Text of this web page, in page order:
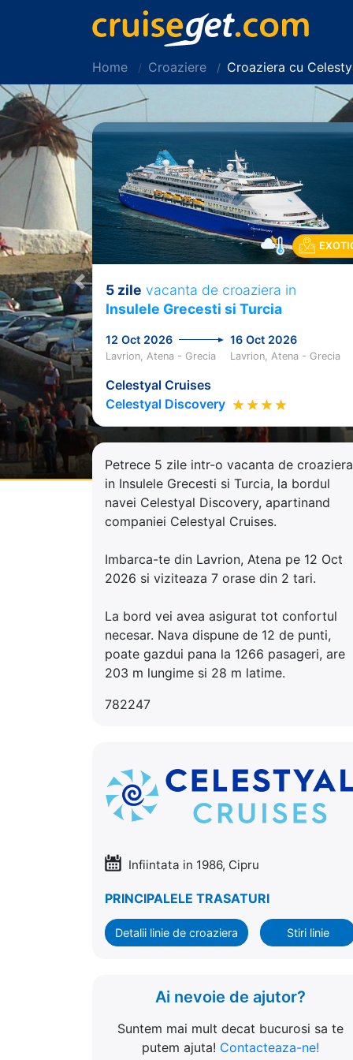
Home Croaziere Croaziera cu
Previous
5 zile vacanta de croaziera in
Insulele Grecesti si Turcia
12 Oct 2026 16 Oct 2026
Lavrion, Atena - Grecia Lavrion, Atena - Grecia
Celestyal Cruises
Celestyal Discovery
Petrece 5 zile intr-o vacanta de croaziera
in Insulele Grecesti si Turcia, la bordul
navei Celestyal Discovery, apartinand
companiei Celestyal Cruises.
Imbarca-te din Lavrion, Atena pe 12 Oct
2026 si viziteaza 7 orase din 2 tari.
La bord vei avea asigurat tot confortul
necesar. Nava dispune de 12 de punti,
poate gazdui pana la 1266 pasageri, are
203 m lungime si 28 m latime.
782247
Infiintata in 1986, Cipru
PRINCIPALELE TRASATURI
Detalii linie de croaziera Stiri linie
Ai nevoie de ajutor?
Suntem mai mult decat bucurosi sa te
putem ajuta! Contacteaza-ne!